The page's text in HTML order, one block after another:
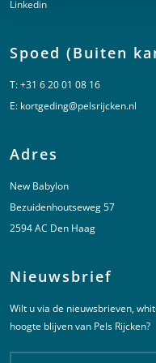
Linkedin
Spoed (Buiten
T:+31 6 20 01 08 16
E: kortgeding@pelsrijcken.nl
Adres
New Babylon
Bezuidenhoutseweg 57
2594 AC Den Haag
Nieuwsbrief
Wilt u via de nieuwsbrieven,
hoogte blijven van Pels Rijcken?